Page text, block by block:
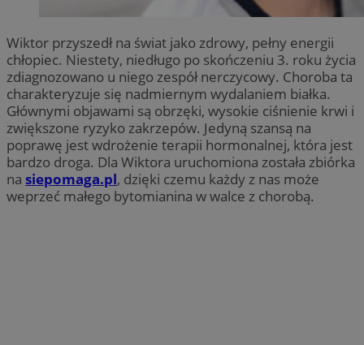
Wiktor przyszedł na świat jako zdrowy, pełny energii
chłopiec. Niestety, niedługo po skończeniu 3. roku życia
zdiagnozowano u niego zespół nerczycowy. Choroba ta
charakteryzuje się nadmiernym wydalaniem białka.
Głównymi objawami są obrzęki, wysokie ciśnienie krwi i
zwiększone ryzyko zakrzepów. Jedyną szansą na
poprawę jest wdrożenie terapii hormonalnej, która jest
bardzo droga. Dla Wiktora uruchomiona została zbiórka
na siepomaga.pl, dzięki czemu każdy z nas może
weprzeć małego bytomianina w walce z chorobą.